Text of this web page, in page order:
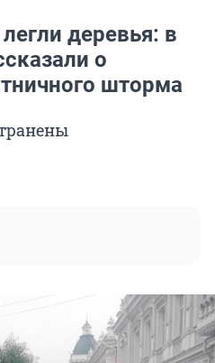
деревья: в
о
шторма